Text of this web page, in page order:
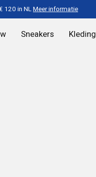
120 in NLMeer informatie
Sneakers Kleding